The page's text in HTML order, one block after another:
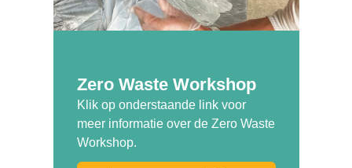
Zero Waste Workshop
Klik op onderstaande link voor
meer informatie over de Zero Waste
Workshop.